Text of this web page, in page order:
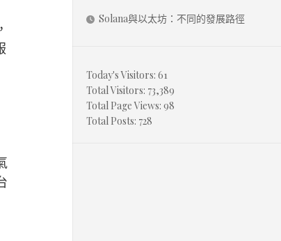
Solana與以太坊：不同的發展路徑
Today's Visitors: 61
Total Visitors: 73,389
Total Page Views: 98
Total Posts: 728